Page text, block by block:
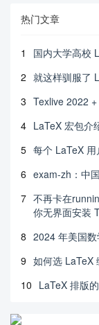
热门文章
1
国内大学高校
2 就这样驯服了
3 Texlive 2022
4 LaTeX 宏包
5 每个 LaTeX
6 exam-zh：中
7 不再卡在
你无界面安装
8 2024 年美国
9 如何选 LaTeX
10 LaTeX 排版